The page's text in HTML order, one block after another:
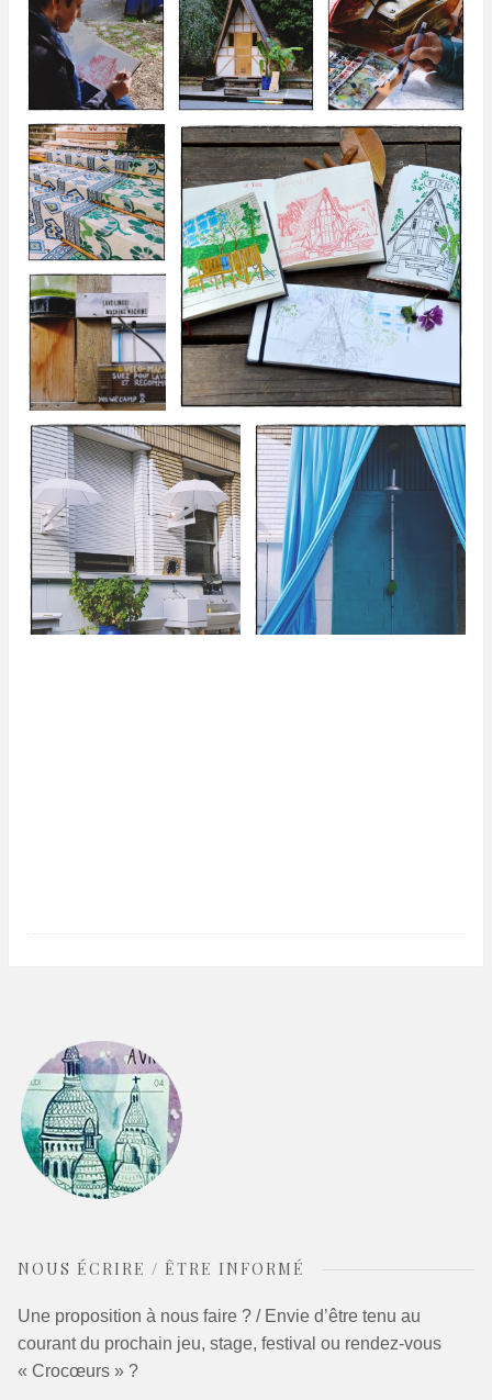
NOUS ÉCRIRE / ÊTRE INFORMÉ
Une proposition à nous faire ? / Envie d’être tenu au
courant du prochain jeu, stage, festival ou rendez-vous
« Crocœurs » ?